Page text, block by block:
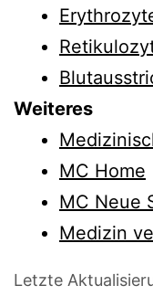
Weiteres
MC Home
MC Neue
Medizin
Letzte